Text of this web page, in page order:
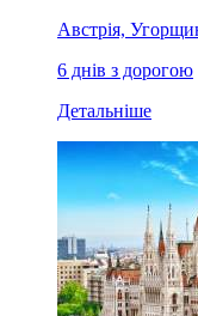
Австрія,
6 днів з дорогою
Детальніше